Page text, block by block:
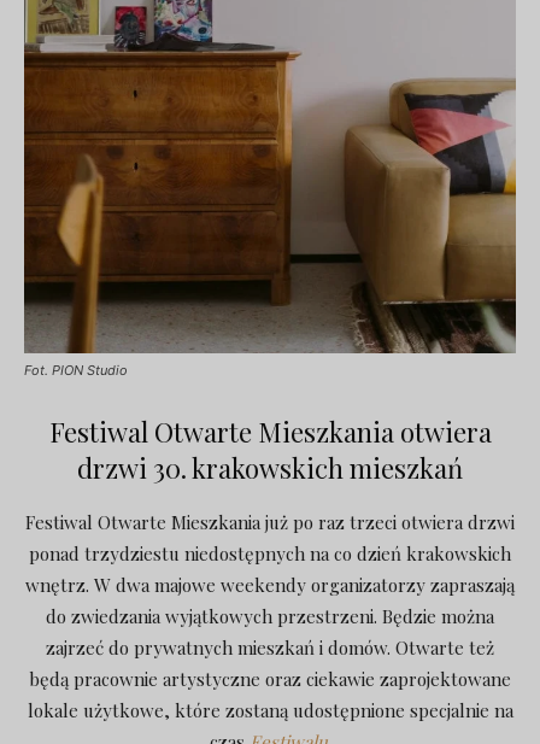
Fot. PION Studio
Festiwal Otwarte Mieszkania otwiera
drzwi 30. krakowskich mieszkań
Festiwal Otwarte Mieszkania już po raz trzeci otwiera drzwi
ponad trzydziestu niedostępnych na co dzień krakowskich
wnętrz. W dwa majowe weekendy organizatorzy zapraszają
do zwiedzania wyjątkowych przestrzeni. Będzie można
zajrzeć do prywatnych mieszkań i domów. Otwarte też
będą pracownie artystyczne oraz ciekawie zaprojektowane
lokale użytkowe, które zostaną udostępnione specjalnie na